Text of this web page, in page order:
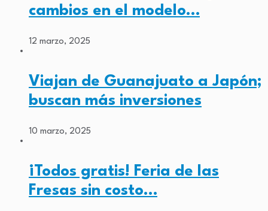
cambios en el modelo…
12 marzo, 2025
Viajan de Guanajuato a Japón;
buscan más inversiones
10 marzo, 2025
¡Todos gratis! Feria de las
Fresas sin costo…